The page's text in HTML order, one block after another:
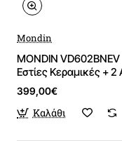
Mondin
MONDIN
Εστίες Κεραμικές + 2
399,00€
Καλάθι